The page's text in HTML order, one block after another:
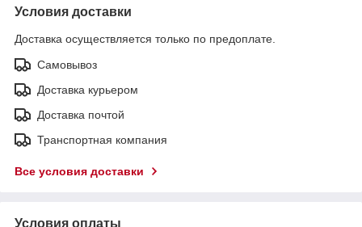
Условия доставки
Доставка осуществляется только по предоплате.
Самовывоз
Доставка курьером
Доставка почтой
Транспортная компания
Все условия доставки
Условия оплаты